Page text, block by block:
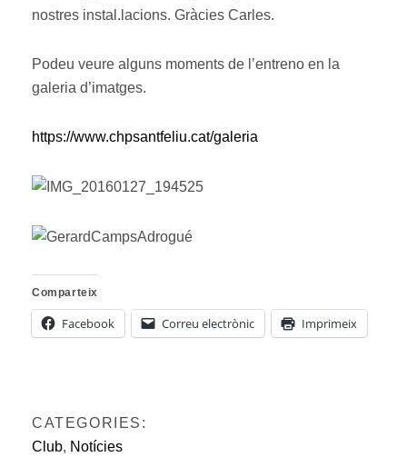
nostres instal.lacions. Gràcies Carles.
Podeu veure alguns moments de l’entreno en la
galeria d’imatges.
https://www.chpsantfeliu.cat/galeria
Comparteix
Facebook Correu electrònic Imprimeix
CATEGORIES:
Club, Notícies